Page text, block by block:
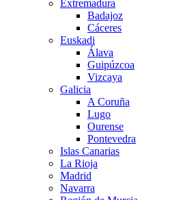
Extremadura
Badajoz
Cáceres
Euskadi
Álava
Guipúzcoa
Vizcaya
Galicia
A Coruña
Lugo
Ourense
Pontevedra
Islas Canarias
La Rioja
Madrid
Navarra